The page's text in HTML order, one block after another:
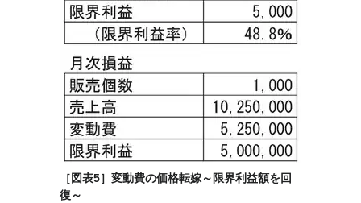
［図表5］変動費の価格転嫁～限界利益額を回
復～